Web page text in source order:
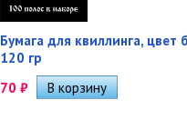
Бумага для квиллинга,
120 гр
70 ₽